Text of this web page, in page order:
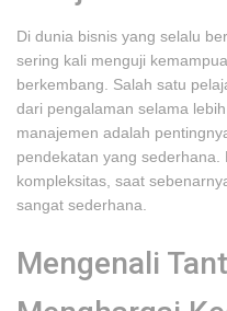
Di dunia bisnis yang selalu
sering kali menguji
berkembang. Salah satu
dari pengalaman selama
manajemen adalah
pendekatan yang
kompleksitas, saat
sangat sederhana.
Mengenali